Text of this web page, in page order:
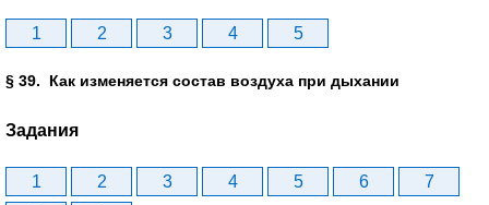
1 2 3 4 5
§ 39. Как изменяется состав воздуха при дыхании
Задания
1 2 3 4 5 6
7